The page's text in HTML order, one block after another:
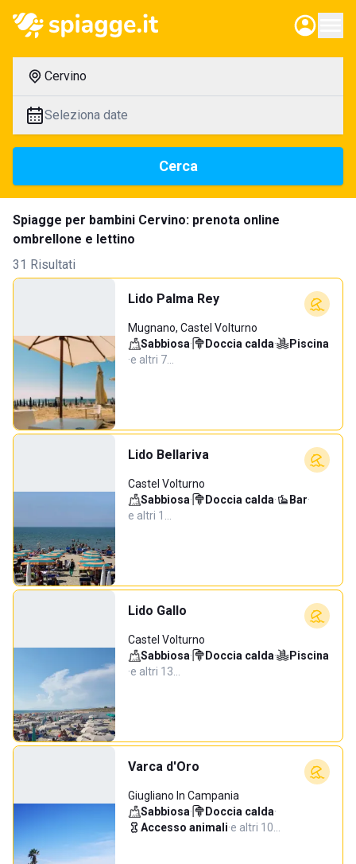
Cervino
Seleziona date
Cerca
Spiagge per bambini Cervino: prenota online
ombrellone e lettino
31 Risultati
Lido Palma Rey
Mugnano, Castel Volturno
Sabbiosa· Doccia calda·
Piscina
·e altri 7…
Lido Bellariva
Castel Volturno
Sabbiosa· Doccia calda· Bar·
e altri 1…
Lido Gallo
Castel Volturno
Sabbiosa· Doccia calda·
Piscina
·e altri 13…
Varca d'Oro
Giugliano In Campania
Sabbiosa· Doccia calda·
Accesso animali·e altri 10…